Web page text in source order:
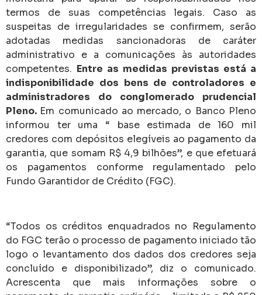
termos de suas competências legais. Caso as
suspeitas de irregularidades se confirmem, serão
adotadas medidas sancionadoras de caráter
administrativo e a comunicações às autoridades
competentes. Entre as medidas previstas está a
indisponibilidade dos bens de controladores e
administradores do conglomerado prudencial
Pleno. Em comunicado ao mercado, o Banco Pleno
informou ter uma “ base estimada de 160 mil
credores com depósitos elegíveis ao pagamento da
garantia, que somam R$ 4,9 bilhões”, e que efetuará
os pagamentos conforme regulamentado pelo
Fundo Garantidor de Crédito (FGC).
“Todos os créditos enquadrados no Regulamento
do FGC terão o processo de pagamento iniciado tão
logo o levantamento dos dados dos credores seja
concluído e disponibilizado”, diz o comunicado.
Acrescenta que mais informações sobre o